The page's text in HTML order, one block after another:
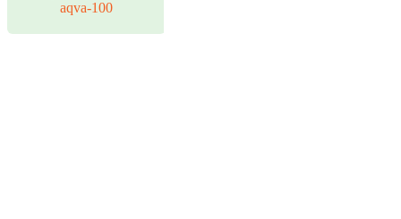
aqva-100